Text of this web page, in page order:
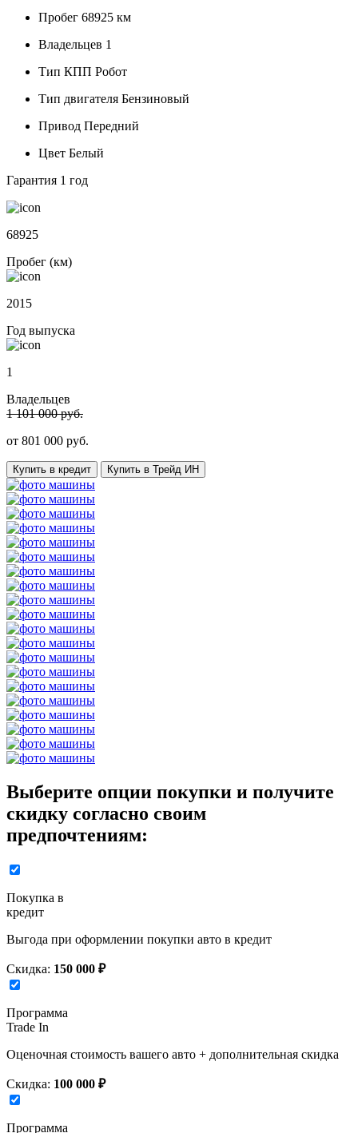
Пробег 68925 км
Владельцев 1
Тип КПП Робот
Тип двигателя Бензиновый
Привод Передний
Цвет Белый
Гарантия 1 год
68925
Пробег (км)
2015
Год выпуска
1
Владельцев
1 101 000 руб.
от 801 000 руб.
Купить в кредит Купить в Трейд ИН
Выберите опции покупки и получите
скидку согласно своим
предпочтениям:
Покупка в
кредит
Выгода при оформлении покупки авто в кредит
Скидка: 150 000 ₽
Программа
Trade In
Оценочная стоимость вашего авто + дополнительная скидка
Скидка: 100 000 ₽
Программа